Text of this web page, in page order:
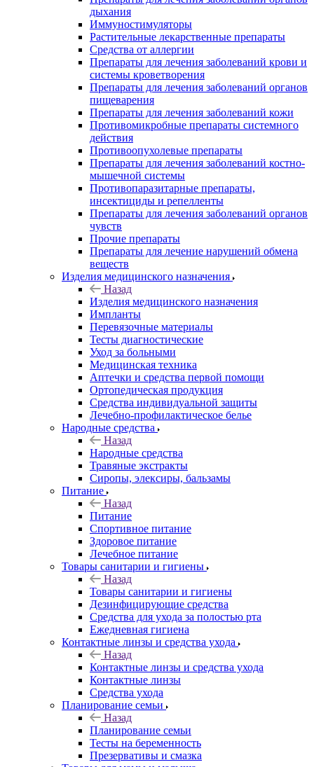
дыхания
Иммуностимуляторы
Растительные лекарственные препараты
Средства от аллергии
Препараты для лечения заболеваний крови и
системы кроветворения
Препараты для лечения заболеваний органов
пищеварения
Препараты для лечения заболеваний кожи
Противомикробные препараты системного
действия
Противоопухолевые препараты
Препараты для лечения заболеваний костно-
мышечной системы
Противопаразитарные препараты,
инсектициды и репелленты
Препараты для лечения заболеваний органов
чувств
Прочие препараты
Препараты для лечение нарушений обмена
веществ
Изделия медицинского назначения
Назад
Изделия медицинского назначения
Импланты
Перевязочные материалы
Тесты диагностические
Уход за больными
Медицинская техника
Аптечки и средства первой помощи
Ортопедическая продукция
Средства индивидуальной защиты
Лечебно-профилактическое белье
Народные средства
Назад
Народные средства
Травяные экстракты
Сиропы, элексиры, бальзамы
Питание
Назад
Питание
Спортивное питание
Здоровое питание
Лечебное питание
Товары санитарии и гигиены
Назад
Товары санитарии и гигиены
Дезинфицирующие средства
Средства для ухода за полостью рта
Ежедневная гигиена
Контактные линзы и средства ухода
Назад
Контактные линзы и средства ухода
Контактные линзы
Средства ухода
Планирование семьи
Назад
Планирование семьи
Тесты на беременность
Презервативы и смазка